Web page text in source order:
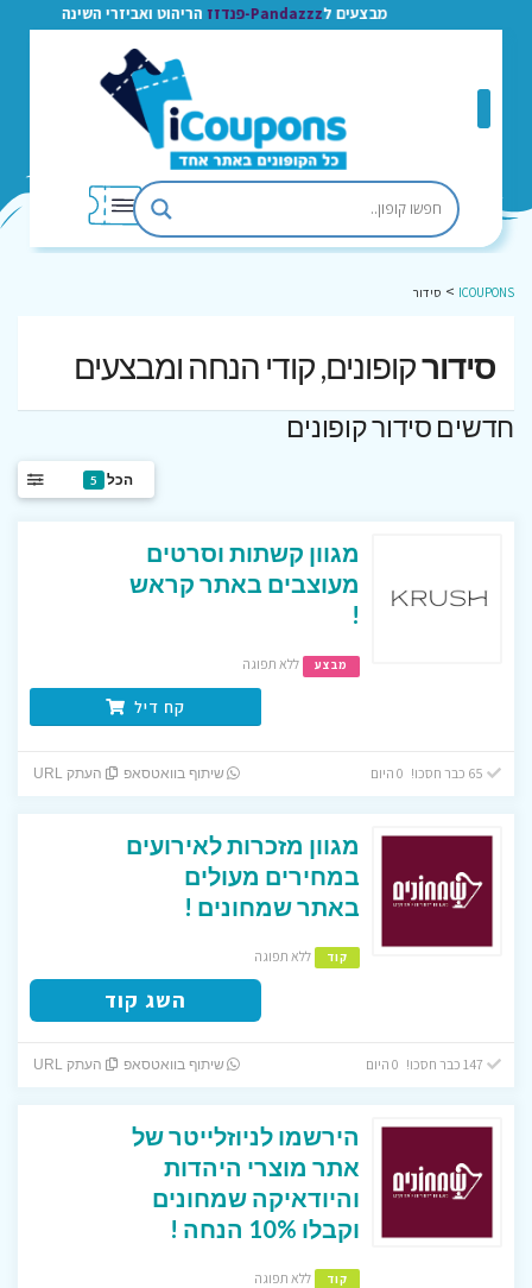
מבצעים ל Pandazzz-פנדזז הריהוט ואביזרי השינה
ICOUPONS
> סידור
סידורקופונים, קודי הנחה ומבצעים
חדשים סידור קופונים
הכל 5
מגוון קשתות וסרטים
מעוצבים באתר קראש
!
מבצע ללא תפוגה
קח דיל
שיתוף בוואטסאפ העתק URL
מגוון מזכרות לאירועים
במחירים מעולים
באתר שמחונים !
קוד ללא תפוגה
השג קוד
שיתוף בוואטסאפ העתק URL
הירשמו לניוזלייטר של
אתר מוצרי היהדות
והיודאיקה שמחונים
וקבלו 10% הנחה !
קוד ללא תפוגה